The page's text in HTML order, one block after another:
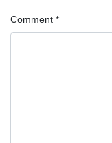
Comment *